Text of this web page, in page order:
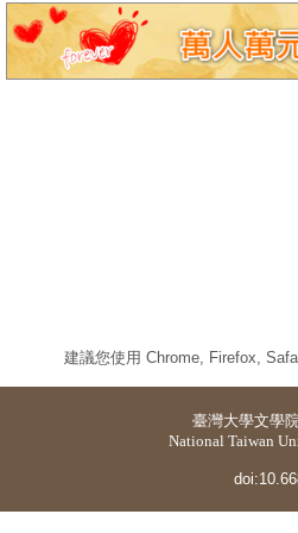
建議您使用 Chrome, Firefox,
臺灣大學文學
National Taiwan